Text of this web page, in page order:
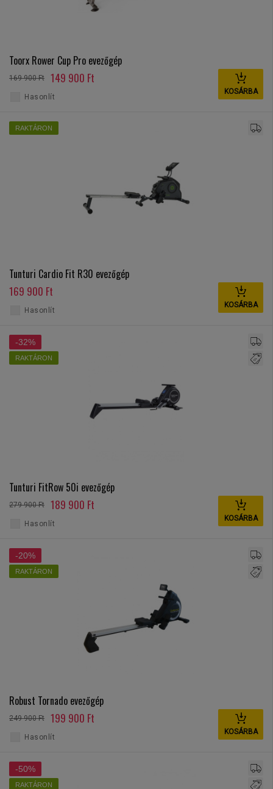
Toorx Rower Cup Pro evezőgép
169 900 Ft 149 900 Ft
KOSÁRBA
Hasonlít
RAKTÁRON
Tunturi Cardio Fit R30 evezőgép
169 900 Ft
KOSÁRBA
Hasonlít
-32%
RAKTÁRON
Tunturi FitRow 50i evezőgép
279 900 Ft 189 900 Ft
KOSÁRBA
Hasonlít
-20%
RAKTÁRON
Robust Tornado evezőgép
249 900 Ft 199 900 Ft
KOSÁRBA
Hasonlít
-50%
RAKTÁRON